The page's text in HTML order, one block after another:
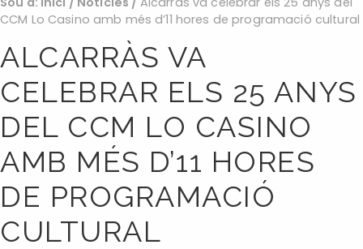
CCM Lo Casino amb més d’11 hores de programació cultural
ALCARRÀS VA
CELEBRAR ELS 25 ANYS
DEL CCM LO CASINO
AMB MÉS D’11 HORES
DE PROGRAMACIÓ
CULTURAL